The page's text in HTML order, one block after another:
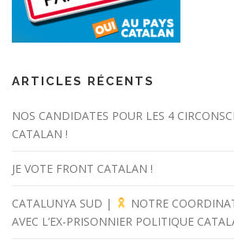
ARTICLES RÉCENTS
NOS CANDIDATES POUR LES 4
CATALAN !
JE VOTE FRONT CATALAN !
CATALUNYA SUD |
NOTRE
AVEC L’EX-PRISONNIER POLITIQUE